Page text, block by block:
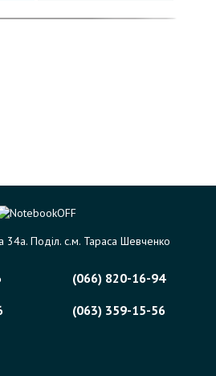
34а. Поділ. с.м. Тараса Шевченко
(066) 820-16-94
(063) 359-15-56